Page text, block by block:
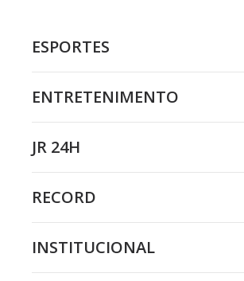
ESPORTES
ENTRETENIMENTO
JR 24H
RECORD
INSTITUCIONAL